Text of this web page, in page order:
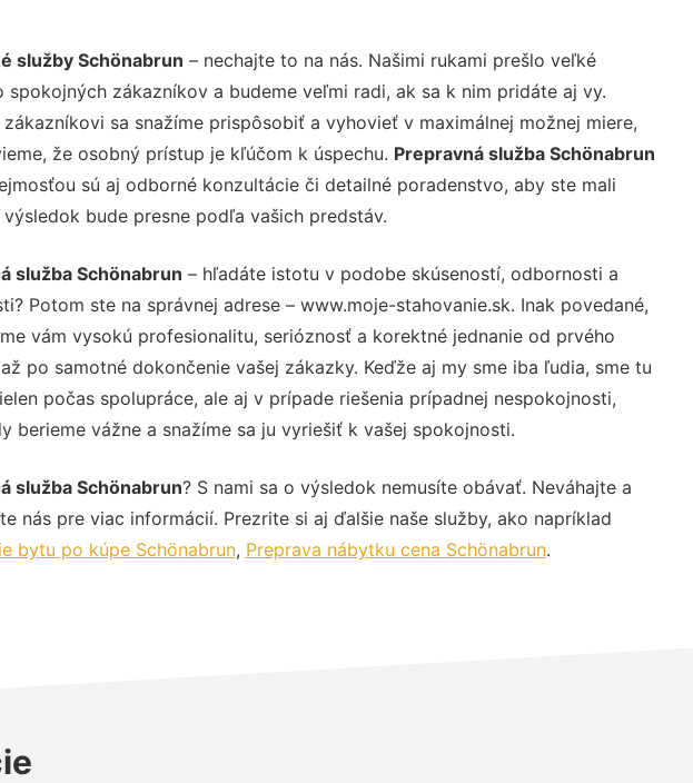
služby Schönabrun – nechajte to na nás. Našimi rukami prešlo veľké
spokojných zákazníkov a budeme veľmi radi, ak sa k nim pridáte aj vy.
zákazníkovi sa snažíme prispôsobiť a vyhovieť v maximálnej možnej miere,
že osobný prístup je kľúčom k úspechu. Prepravná služba Schönabrun
sú aj odborné konzultácie či detailné poradenstvo, aby ste mali
bude presne podľa vašich predstáv.
služba Schönabrun – hľadáte istotu v podobe skúseností, odbornosti a
Potom ste na správnej adrese – www.moje-stahovanie.sk. Inak povedané,
vám vysokú profesionalitu, serióznosť a korektné jednanie od prvého
po samotné dokončenie vašej zákazky. Keďže aj my sme iba ľudia, sme tu
počas spolupráce, ale aj v prípade riešenia prípadnej nespokojnosti,
berieme vážne a snažíme sa ju vyriešiť k vašej spokojnosti.
služba Schönabrun? S nami sa o výsledok nemusíte obávať. Neváhajte a
nás pre viac informácií. Prezrite si aj ďalšie naše služby, ako napríklad
bytu po kúpe Schönabrun, Preprava nábytku cena Schönabrun.